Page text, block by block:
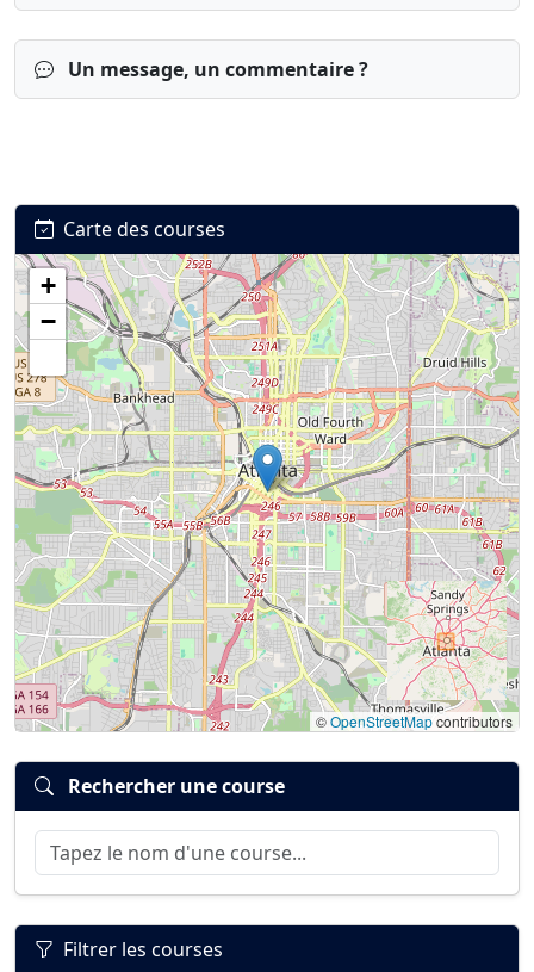
Un message, un commentaire ?
Connexion S’inscrire mot de passe oublié ?
Carte des courses
+
−
©OpenStreetMapcontributors
Rechercher une course
Filtrer les courses